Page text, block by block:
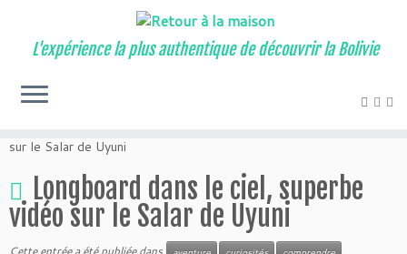
L'expérience la plus authentique de découvrir la Bolivie
sur le Salar de Uyuni
Longboard dans le ciel, superbe
vidéo sur le Salar de Uyuni
Cette entrée a été publiée dans